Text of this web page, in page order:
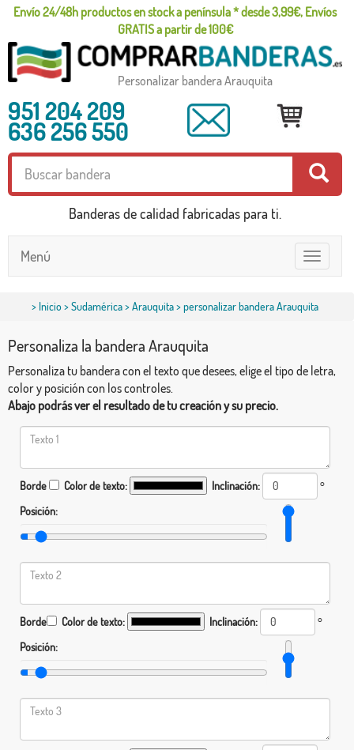
Envío 24/48h productos en stock a península * desde 3,99€, Envíos
GRATIS a partir de 100€
Personalizar bandera Arauquita
951 204 209
636 256 550
Banderas de calidad fabricadas para ti.
Toggle
navigation
Menú
> Inicio>Sudamérica>Arauquita> personalizar bandera Arauquita
Personaliza la bandera Arauquita
Personaliza tu bandera con el texto que desees, elige el tipo de letra,
color y posición con los controles.
Abajo podrás ver el resultado de tu creación y su precio.
Borde Color de texto: Inclinación:
°
Posición:
Borde Color de texto: Inclinación:
°
Posición: